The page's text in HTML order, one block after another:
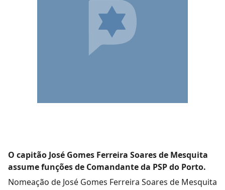
O capitão José Gomes Ferreira Soares de Mesquita
assume funções de Comandante da PSP do Porto.
Nomeação de José Gomes Ferreira Soares de Mesquita